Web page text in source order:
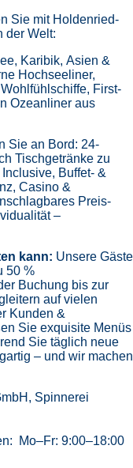
Sie mit Holdenried-
der Welt:
Karibik, Asien &
Hochseeliner,
First-
Ozeanliner aus
Sie an Bord: 24-
Tischgetränke zu
Buffet- &
Casino &
Preis-
–
kann: Unsere Gäste
50 %
Buchung bis zur
auf vielen
Kunden &
Sie exquisite Menüs
Sie täglich neue
– und wir machen
Spinnerei
Mo–Fr: 9:00–18:00